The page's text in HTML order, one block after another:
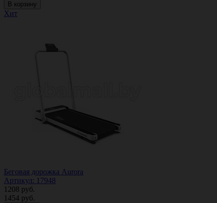
В корзину
Хит
Беговая дорожка Aurora
Артикул: 17948
1208 руб.
1454 руб.